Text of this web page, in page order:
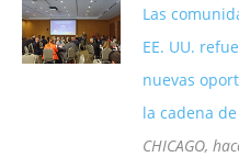
Las
EE. UU.
nuevas
la cadena
CHICAGO,